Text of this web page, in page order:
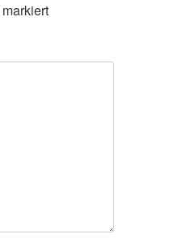
markiert